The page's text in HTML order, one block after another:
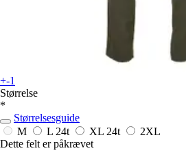
+-1
Størrelse
*
Størrelsesguide
M
L 24t XL 24t
2XL
Dette felt er påkrævet